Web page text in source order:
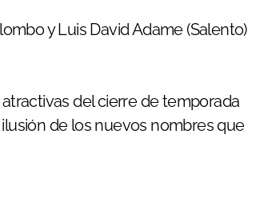
y Luis David Adame (Salento)
del cierre de temporada
de los nuevos nombres que